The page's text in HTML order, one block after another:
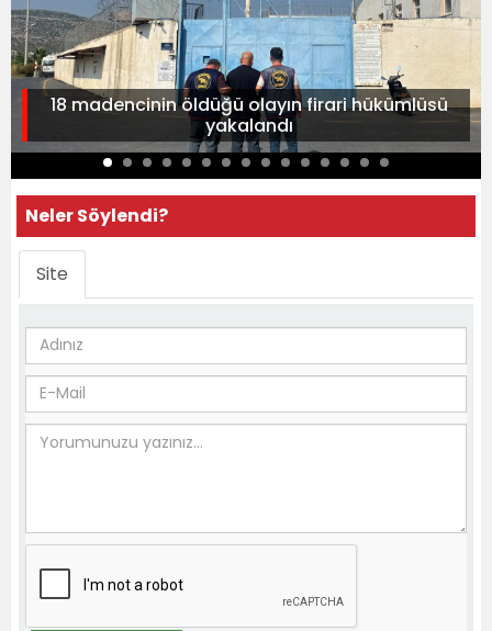
18 madencinin öldüğü olayın firari hükümlüsü
yakalandı
Neler Söylendi?
Site